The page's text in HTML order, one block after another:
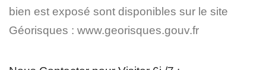
bien est exposé sont disponibles sur le site
Géorisques : www.georisques.gouv.fr